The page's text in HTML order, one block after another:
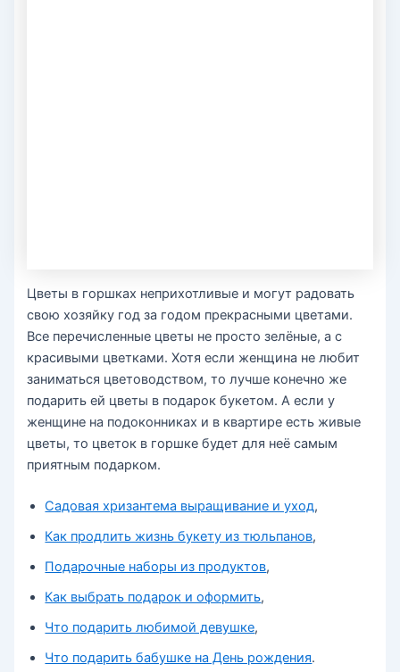
Цветы в горшках неприхотливые и могут радовать
свою хозяйку год за годом прекрасными цветами.
Все перечисленные цветы не просто зелёные, а с
красивыми цветками. Хотя если женщина не любит
заниматься цветоводством, то лучше конечно же
подарить ей цветы в подарок букетом. А если у
женщине на подоконниках и в квартире есть живые
цветы, то цветок в горшке будет для неё самым
приятным подарком.
Садовая хризантема выращивание и уход,
Как продлить жизнь букету из тюльпанов,
Подарочные наборы из продуктов,
Как выбрать подарок и оформить,
Что подарить любимой девушке,
Что подарить бабушке на День рождения.